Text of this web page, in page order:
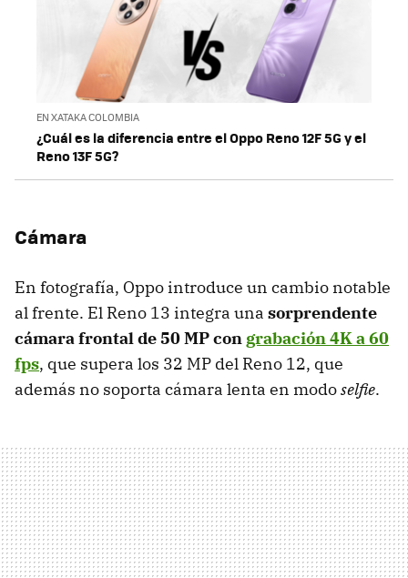
EN XATAKA COLOMBIA
¿Cuál es la diferencia entre el Oppo Reno 12F 5G y el
Reno 13F 5G?
Cámara
En fotografía, Oppo introduce un cambio notable
al frente. El Reno 13 integra una sorprendente
cámara frontal de 50 MP con grabación 4K a 60
fps, que supera los 32 MP del Reno 12, que
además no soporta cámara lenta en modoselfie.